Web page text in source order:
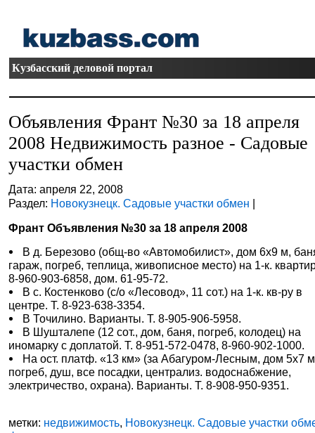
Кузбасский деловой портал
Объявления Франт №30 за 18 апреля
2008 Недвижимость разное - Садовые
участки обмен
Дата: апреля 22, 2008
Раздел: Новокузнецк. Садовые участки обмен |
Франт Объявления №30 за 18 апреля 2008
В д. Березово (общ-во «Автомобилист», дом 6х9 м,
гараж, погреб, теплица, живописное место) на 1-к.
8-960-903-6858, дом. 61-95-72.
В с. Костенково (с/о «Лесовод», 11 сот.) на 1-к. кв-ру в
центре. Т. 8-923-638-3354.
В Точилино. Варианты. Т. 8-905-906-5958.
В Шушталепе (12 сот., дом, баня, погреб, колодец) на
иномарку с доплатой. Т. 8-951-572-0478, 8-960-902-1000.
На ост. платф. «13 км» (за Абагуром-Лесным, дом 5х7
погреб, душ, все посадки, централиз. водоснабжение,
электричество, охрана). Варианты. Т. 8-908-950-9351.
метки: недвижимость, Новокузнецк. Садовые участки